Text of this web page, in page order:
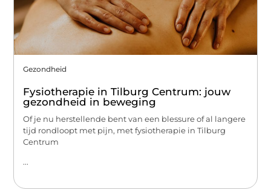
Gezondheid
Fysiotherapie in Tilburg Centrum: jouw
gezondheid in beweging
Of je nu herstellende bent van een blessure of al langere
tijd rondloopt met pijn, met fysiotherapie in Tilburg
Centrum
...